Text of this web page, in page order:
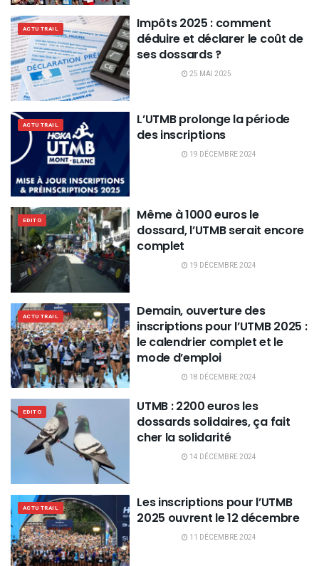
ACTU TRAIL
Impôts 2025 : comment
déduire et déclarer le coût de
ses dossards ?
25 MAI 2025
ACTU TRAIL
L’UTMB prolonge la période
des inscriptions
19 DÉCEMBRE 2024
EDITO
Même à 1000 euros le
dossard, l’UTMB serait encore
complet
19 DÉCEMBRE 2024
ACTU TRAIL
Demain, ouverture des
inscriptions pour l’UTMB 2025 :
le calendrier complet et le
mode d’emploi
18 DÉCEMBRE 2024
EDITO
UTMB : 2200 euros les
dossards solidaires, ça fait
cher la solidarité
14 DÉCEMBRE 2024
ACTU TRAIL
Les inscriptions pour l’UTMB
2025 ouvrent le 12 décembre
11 DÉCEMBRE 2024